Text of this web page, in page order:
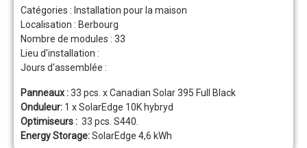
Catégories : Installation pour la maison
Localisation : Berbourg
Nombre de modules : 33
Lieu d'installation :
Jours d'assemblée :
Panneaux :33 pcs. x Canadian Solar 395 Full Black
Onduleur: 1 x SolarEdge 10K hybryd
Optimiseurs : 33 pcs. S440.
Energy Storage:SolarEdge 4,6 kWh